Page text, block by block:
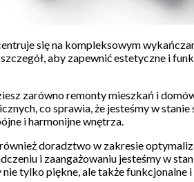
się na kompleksowym
aby zapewnić estetyczne i
zarówno remonty mieszkań i
co sprawia, że jesteśmy w
i harmonijne wnętrza.
doradztwo w zakresie
i zaangażowaniu jesteśmy w
tylko piękne, ale także funkcjonalne i